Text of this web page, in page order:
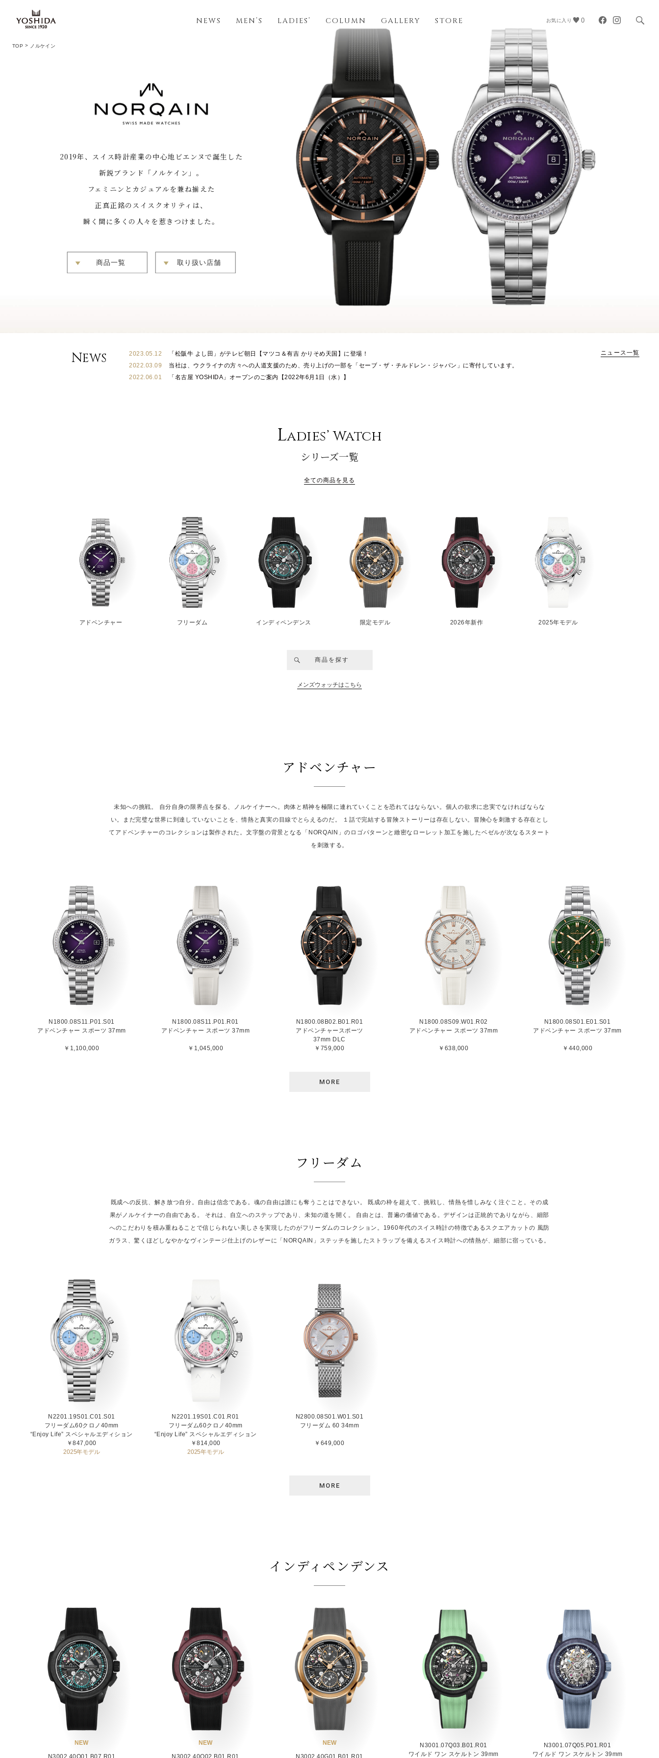
NEWS MEN’S LADIES’ COLUMN GALLERY STORE お気に入り 0
TOP ノルケイン
2019年、スイス時計産業の中心地ビエンヌで誕生した
新鋭ブランド「ノルケイン」。
フェミニンとカジュアルを兼ね揃えた
正真正銘のスイスクオリティは、
瞬く間に多くの人々を惹きつけました。
商品一覧 取り扱い店舗
NEWS 2023.05.12
「松阪牛 よし田」がテレビ朝日【マツコ＆有吉 かりそめ天国】に登場！
2022.03.09
当社は、ウクライナの方々への人道支援のため、売り上げの一部を「セーブ・ザ・チルドレン・ジャパン」に寄付しています。
2022.06.01
「名古屋 YOSHIDA」オープンのご案内【2022年6月1日（水）】
ニュース一覧
Ladies’ Watch
シリーズ一覧
全ての商品を見る
アドベンチャー フリーダム インディペンデンス 限定モデル 2026年新作 2025年モデル
商品を探す
メンズウォッチはこちら
アドベンチャー
未知への挑戦。 自分自身の限界点を探る、ノルケイナーへ。肉体と精神を極限に連れていくことを恐れてはならない。個人の欲求に忠実でなければならな
い。まだ完璧な世界に到達していないことを、情熱と真実の目線でとらえるのだ。 １話で完結する冒険ストーリーは存在しない。冒険心を刺激する存在とし
てアドベンチャーのコレクションは製作された。文字盤の背景となる「NORQAIN」のロゴパターンと緻密なローレット加工を施したベゼルが次なるスタート
を刺激する。
N1800.08S11.P01.S01
アドベンチャー スポーツ 37mm
￥1,100,000
N1800.08S11.P01.R01
アドベンチャー スポーツ 37mm
￥1,045,000
N1800.08B02.B01.R01
アドベンチャースポーツ
37mm DLC
￥759,000
N1800.08S09.W01.R02
アドベンチャー スポーツ 37mm
￥638,000
N1800.08S01.E01.S01
アドベンチャー スポーツ 37mm
￥440,000
MORE
フリーダム
既成への反抗、解き放つ自分。自由は信念である。魂の自由は誰にも奪うことはできない。 既成の枠を超えて、挑戦し、情熱を惜しみなく注ぐこと。その成
果がノルケイナーの自由である。 それは、自立へのステップであり、未知の道を開く。 自由とは、普遍の価値である。デザインは正統的でありながら、細部
へのこだわりを積み重ねることで信じられない美しさを実現したのがフリーダムのコレクション。1960年代のスイス時計の特徴であるスクエアカットの 風防
ガラス、驚くほどしなやかなヴィンテージ仕上げのレザーに「NORQAIN」ステッチを施したストラップを備えるスイス時計への情熱が、細部に宿っている。
N2201.19S01.C01.S01
フリーダム60クロノ40mm
“Enjoy Life” スペシャルエディション
￥847,000
2025年モデル
N2201.19S01.C01.R01
フリーダム60クロノ40mm
“Enjoy Life” スペシャルエディション
￥814,000
2025年モデル
N2800.08S01.W01.S01
フリーダム 60 34mm
￥649,000
MORE
インディペンデンス
NEW
N3002.40Q01.B07.R01
NEW
N3002.40Q02.B01.R01
NEW
N3002.40G01.B01.R01
N3001.07Q03.B01.R01
ワイルド ワン スケルトン 39mm
N3001.07Q05.P01.R01
ワイルド ワン スケルトン 39mm